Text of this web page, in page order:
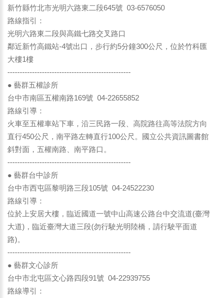
新竹縣竹北市光明六路東二段645號 03-6576050
路線指引：
光明六路東二段與高鐵七路交叉路口
鄰近新竹高鐵站-4號出口，步行約5分鐘300公尺，位於竹科匯
大樓1樓
--------------------------------------------------
● 藝群五權診所
台中市南區五權南路169號 04-22655852
路線引導：
火車至五權車站下車，沿三民路一段、高院路往高等法院方向
直行450公尺，南平路左轉直行100公尺。國立公共資訊圖書館
斜對面，五權南路、南平路口。
--------------------------------------------------
● 藝群台中診所
台中市西屯區黎明路三段105號 04-24522230
路線引導：
位於上安居大樓，臨近國道一號中山高速公路台中交流道(臺灣
大道)，臨近臺灣大道三段(勿行駛光明陸橋，請行駛平面道
路)。
--------------------------------------------------
● 藝群文心診所
台中市北屯區文心路四段91號 04-22939755
路線導引：